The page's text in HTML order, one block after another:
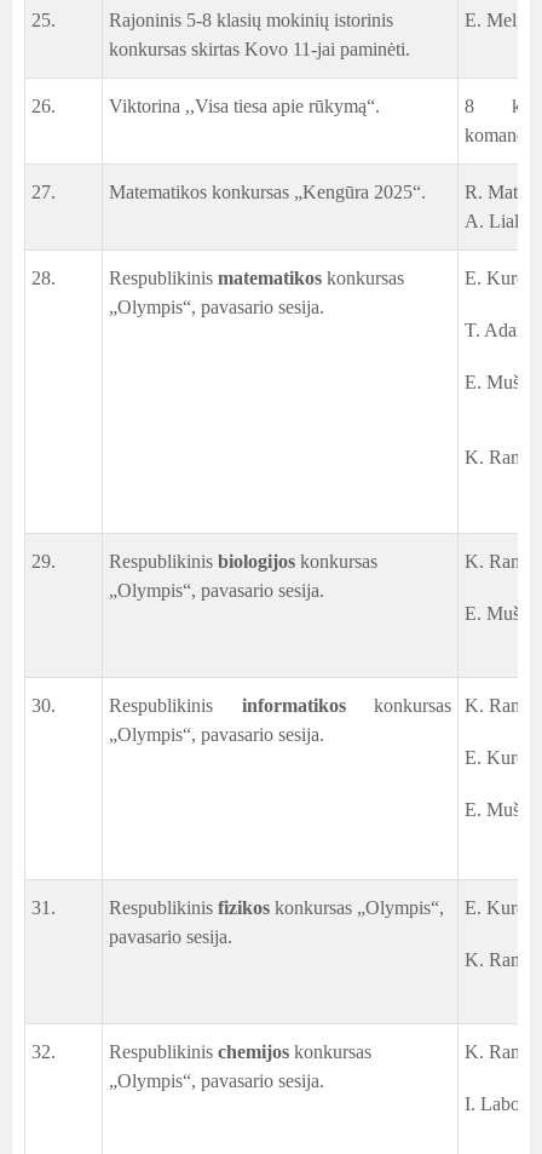
25.
Rajoninis 5-8 klasių mokinių istorinis
konkursas skirtas Kovo 11-jai paminėti.
E.
26. Viktorina ,,Visa tiesa apie rūkymą“.
8
komanda
27. Matematikos konkursas „Kengūra 2025“.
R.
A.
28. Respublikinis matematikos konkursas
„Olympis“, pavasario sesija.
E. Kurec,
T.
E.
K.
29. Respublikinis biologijos konkursas
„Olympis“, pavasario sesija.
K.
E.
30. Respublikinis informatikos konkursas
„Olympis“, pavasario sesija.
K.
E. Kurec,
E.
31. Respublikinis fizikos konkursas „Olympis“,
pavasario sesija.
E. Kurec,
K.
32. Respublikinis chemijos konkursas
„Olympis“, pavasario sesija.
K.
I.